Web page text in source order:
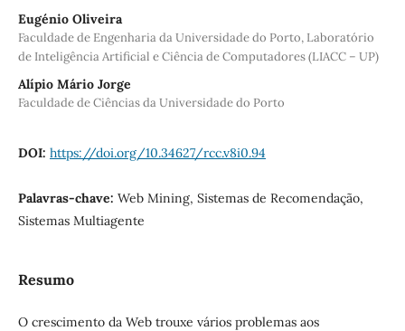
Eugénio Oliveira
Faculdade de Engenharia da Universidade do Porto, Laboratório
de Inteligência Artificial e Ciência de Computadores (LIACC – UP)
Alípio Mário Jorge
Faculdade de Ciências da Universidade do Porto
DOI: https://doi.org/10.34627/rcc.v8i0.94
Palavras-chave: Web Mining, Sistemas de Recomendação,
Sistemas Multiagente
Resumo
O crescimento da Web trouxe vários problemas aos